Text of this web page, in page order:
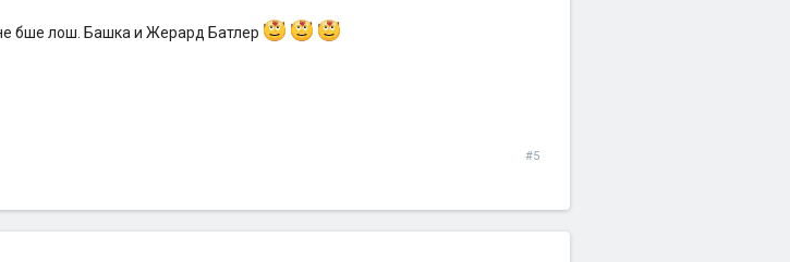
бше лош. Башка и Жерард Батлер
#5